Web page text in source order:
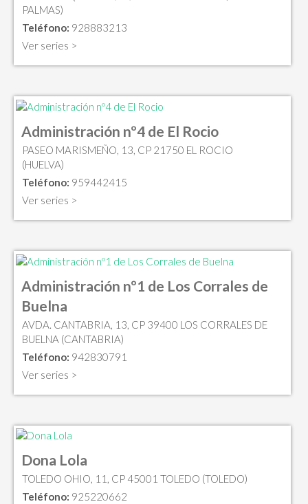
PALMAS)
Teléfono: 928883213
Ver series >
Administración nº4 de El Rocio
PASEO MARISMEÑO, 13, CP 21750 EL ROCIO
(HUELVA)
Teléfono: 959442415
Ver series >
Administración nº1 de Los Corrales de
Buelna
AVDA. CANTABRIA, 13, CP 39400 LOS CORRALES DE
BUELNA (CANTABRIA)
Teléfono: 942830791
Ver series >
Dona Lola
TOLEDO OHIO, 11, CP 45001 TOLEDO (TOLEDO)
Teléfono: 925220662